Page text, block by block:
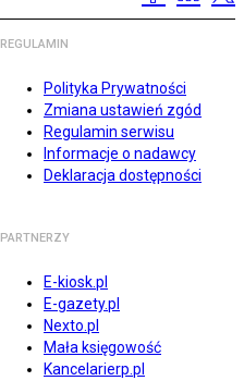
REGULAMIN
Polityka Prywatności
Zmiana ustawień zgód
Regulamin serwisu
Informacje o nadawcy
Deklaracja dostępności
PARTNERZY
E-kiosk.pl
E-gazety.pl
Nexto.pl
Mała księgowość
Kancelarierp.pl